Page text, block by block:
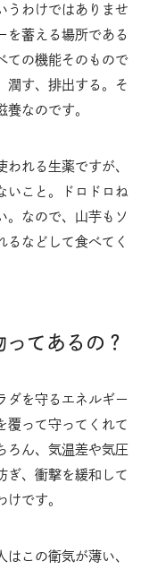
うわけではありませ
を蓄える場所である
ての機能そのもので
潤す、排出する。そ
なのです。
れる生薬ですが、
いこと。ドロドロね
。なので、山芋もソ
などして食べてく
てあるの？
ダを守るエネルギー
覆って守ってくれて
ろん、気温差や気圧
ぎ、衝撃を緩和して
です。
この衛気が薄い、